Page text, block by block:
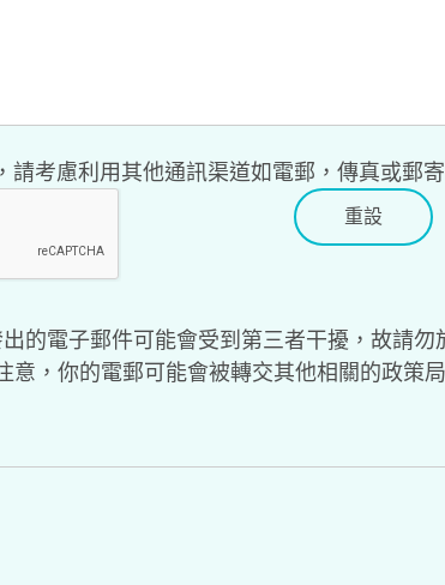
請考慮利用其他通訊渠道如電郵，傳真或郵
重設
的電子郵件可能會受到第三者干擾，故請勿
意，你的電郵可能會被轉交其他相關的政策